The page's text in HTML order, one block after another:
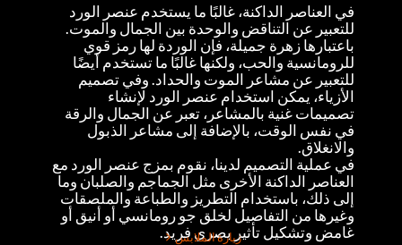
في العناصر الداكنة، غالبًا ما يستخدم عنصر الورد
للتعبير عن التناقض والوحدة بين الجمال والموت.
باعتبارها زهرة جميلة، فإن الوردة لها رمز قوي
للرومانسية والحب، ولكنها غالبًا ما تستخدم أيضًا
للتعبير عن مشاعر الموت والحداد. وفي تصميم
الأزياء، يمكن استخدام عنصر الورد لإنشاء
تصميمات غنية بالمشاعر، تعبر عن الجمال والرقة
في نفس الوقت، بالإضافة إلى مشاعر الذبول
والانغلاق.
في عملية التصميم لدينا، نقوم بمزج عنصر الورد مع
العناصر الداكنة الأخرى مثل الجماجم والصلبان وما
إلى ذلك، باستخدام التطريز والطباعة والملصقات
وغيرها من التفاصيل لخلق جو رومانسي أو أنيق أو
غامض وتشكيل تأثير بصري فريد.
زيارة الملابس